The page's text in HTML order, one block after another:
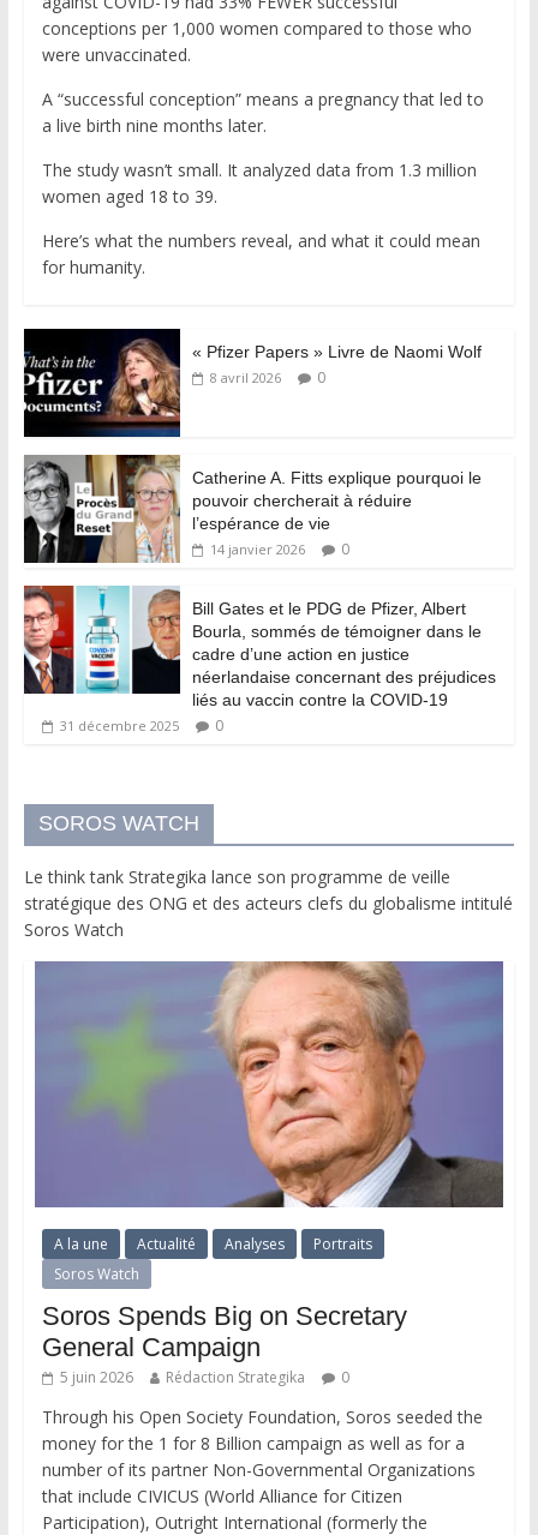
conceptions per 1,000 women compared to those who
were unvaccinated.
A “successful conception” means a pregnancy that led to
a live birth nine months later.
The study wasn’t small. It analyzed data from 1.3 million
women aged 18 to 39.
Here’s what the numbers reveal, and what it could mean
for humanity.
« Pfizer Papers » Livre de Naomi Wolf
8 avril 2026 0
Catherine A. Fitts explique pourquoi le
pouvoir chercherait à réduire
l’espérance de vie
14 janvier 2026 0
Bill Gates et le PDG de Pfizer, Albert
Bourla, sommés de témoigner dans le
cadre d’une action en justice
néerlandaise concernant des préjudices
liés au vaccin contre la COVID-19
31 décembre 2025 0
SOROS WATCH
Le think tank Strategika lance son programme de veille
stratégique des ONG et des acteurs clefs du globalisme intitulé
Soros Watch
A la une Actualité Analyses
Portraits
Soros Watch
Soros Spends Big on Secretary
General Campaign
5 juin 2026 Rédaction Strategika 0
Through his Open Society Foundation, Soros seeded the
money for the 1 for 8 Billion campaign as well as for a
number of its partner Non-Governmental Organizations
that include CIVICUS (World Alliance for Citizen
Participation), Outright International (formerly the